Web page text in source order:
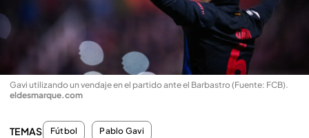
Gavi utilizando un vendaje en el partido ante el Barbastro (Fuente: FCB).
eldesmarque.com
TEMAS Fútbol Pablo Gavi